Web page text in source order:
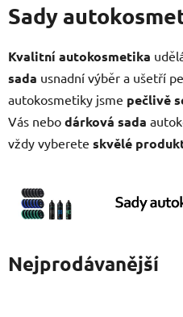
Sady
Kvalitní autokosmetika
sada usnadní výběr a ušetří
autokosmetiky jsme pečlivě
Vás nebo dárková sada
vždy vyberete skvělé
Nejprodávanější